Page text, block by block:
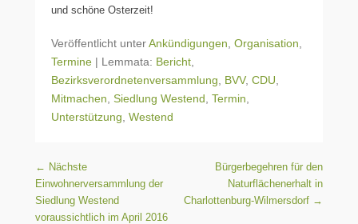
und schöne Osterzeit!
Veröffentlicht unterAnkündigungen Organisation
Termine | Lemmata: Bericht
Bezirksverordnetenversammlung
BVV, CDU
Mitmachen Siedlung Westend Termin
Unterstützung Westend
Beitragsnavigation
← Nächste
Einwohnerversammlung der
Siedlung Westend
voraussichtlich im April 2016
Bürgerbegehren für den
Naturflächenerhalt in
Charlottenburg-Wilmersdorf →